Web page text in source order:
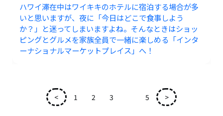
ハワイ滞在中はワイキキのホテルに宿泊する場合が多
いと思いますが、夜に「今日はどこで食事しよう
か？」と迷ってしまいますよね。そんなときはショッ
ピングとグルメを家族全員で一緒に楽しめる「インタ
ーナショナルマーケットプレイス」へ！
< 1 2 3 5 >